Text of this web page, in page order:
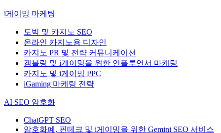
i게이밍 마케팅
도박 및 카지노 SEO
온라인 카지노용 디자인
카지노 PR 및 전략 커뮤니케이션
겜블링 및 i게이밍을 위한 인플루언서 마케팅
카지노 및 i게이밍 PPC
iGaming 마케팅 전략
AI SEO 암호화
ChatGPT SEO
암호화폐, 핀테크 및 i게이밍을 위한 Gemini SEO 서비스